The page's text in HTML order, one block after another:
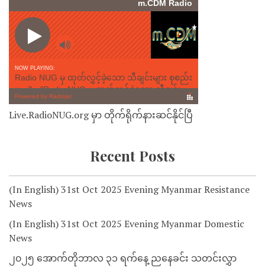
Live.RadioNUG.org မှာ တိုက်ရိုက်နားဆင်နိုင်ပြီ
Recent Posts
(In English) 31st Oct 2025 Evening Myanmar Resistance
News
(In English) 31st Oct 2025 Evening Myanmar Domestic
News
၂၀၂၅ အောက်တိုဘာလ ၃၁ ရက်နေ့ ညနေခင်း သတင်းလွှာ